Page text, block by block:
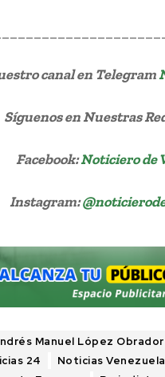
canal en Telegram
Síguenosen Nuestras
Facebook:Noticiero de
Instagram:
Manuel López Obrador
24 Noticias Venezuela